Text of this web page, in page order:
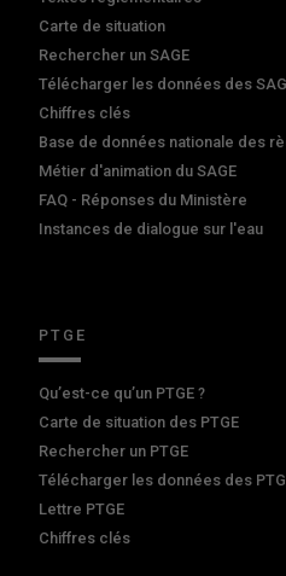
Carte de situation
Rechercher un SAGE
Télécharger les données des
Chiffres clés
Base de données nationale des
Métier d'animation du SAGE
FAQ - Réponses du Ministère
Instances de dialogue sur l'eau
PTGE
Qu’est-ce qu’un PTGE ?
Carte de situation des PTGE
Rechercher un PTGE
Télécharger les données des
Lettre PTGE
Chiffres clés